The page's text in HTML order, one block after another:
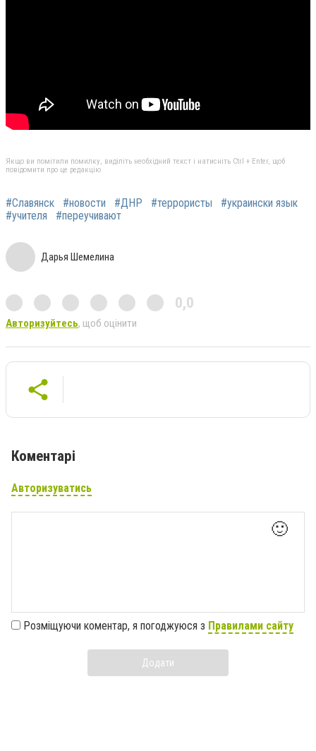
Якщо ви помітили помилку, виділіть необхідний текст і натисніть Ctrl + Enter, щоб
повідомити про це редакцію
#Славянск #новости #ДНР #террористы
#украински язык
#учителя
#переучивают
Дарья Шемелина
0,0
Авторизуйтесь, щоб оцінити
Коментарі
Авторизуватись
🙂
Розміщуючи коментар, я погоджуюся з Правилами сайту
Додати